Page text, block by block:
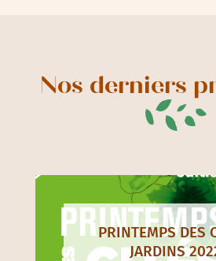
Nos derniers
PRINTEMPS DES
JARDINS